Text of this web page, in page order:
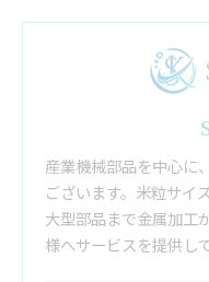
産業機械部品を中心に
ございます。米粒サイ
大型部品まで金属加工
様へサービスを提供し